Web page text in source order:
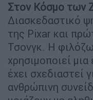
Στον Κόσμο των
Διασκεδαστικό
της Pixar και
Τσονγκ. Η
χρησιμοποιεί
έχει σχεδιαστεί
ανθρώπινη